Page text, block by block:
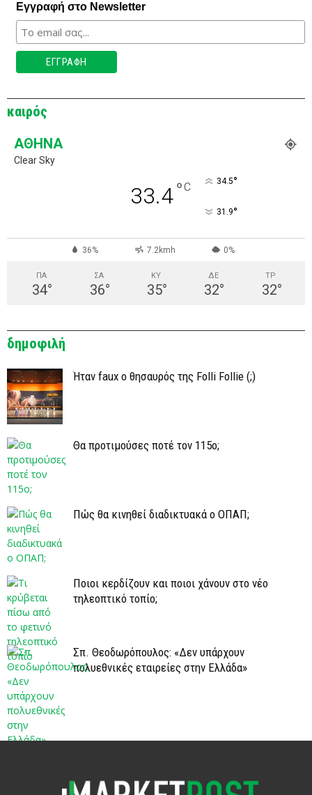
Εγγραφή στο Newsletter
καιρός
ΑΘΉΝΑ
Clear Sky
33.4°C 34.5°
31.9°
36% 7.2kmh 0%
ΠΑ
34°
ΣΑ
36°
ΚΥ
35°
ΔΕ
32°
ΤΡ
32°
δημοφιλή
Ήταν faux ο θησαυρός της Folli Follie (;)
Θα προτιμούσες ποτέ τον 115ο;
Πώς θα κινηθεί διαδικτυακά ο ΟΠΑΠ;
Ποιοι κερδίζουν και ποιοι χάνουν στο νέο
τηλεοπτικό τοπίο;
Σπ. Θεοδωρόπουλος: «Δεν υπάρχουν
πολυεθνικές εταιρείες στην Ελλάδα»